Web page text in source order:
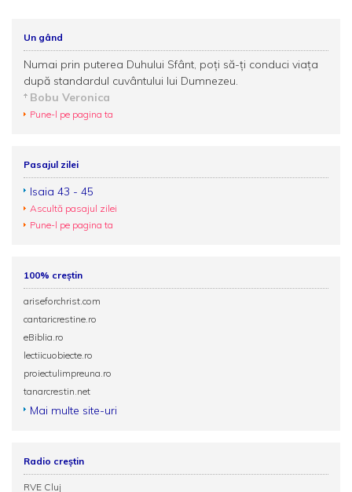
Un gând
Numai prin puterea Duhului Sfânt, poți să-ți conduci viața
după standardul cuvântului lui Dumnezeu.
Bobu Veronica
Pune-l pe pagina ta
Pasajul zilei
Isaia 43 - 45
Ascultă pasajul zilei
Pune-l pe pagina ta
100% creștin
ariseforchrist.com
cantaricrestine.ro
eBiblia.ro
lectiicuobiecte.ro
proiectulimpreuna.ro
tanarcrestin.net
Mai multe site-uri
Radio creștin
RVE Cluj